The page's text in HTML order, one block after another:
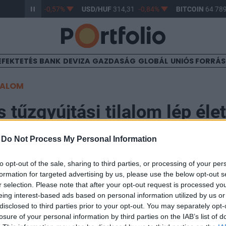
Do Not Process My Personal Information
opt-out of the sale, sharing to third parties, or processing of your
for targeted advertising by us, please use the below opt-out
selection. Please note that after your opt-out request is processed
interest-based ads based on personal information utilized by us
to third parties prior to your opt-out. You may separately
of your personal information by third parties on the IAB’s list of
363,33 -0,57% USD/HUF314,31 -0,84% BITCOIN64
BANK DEVIZA GAZDASÁG GLOBÁL UNIÓS
tűzgyújtási tilalom lép
sújtó kánikula és tartós csapadékhiány miatt 2025.
tűzgyújtási tilalom lép életbe - adta hírül a
Hivatal (Nébih).